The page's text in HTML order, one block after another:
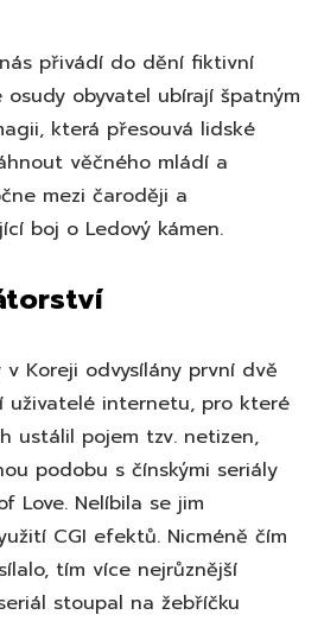
přivádí do dění fiktivní
osudy obyvatel ubírají špatným
která přesouvá lidské
věčného mládí a
mezi čaroději a
boj o Ledový kámen.
Koreji odvysílány první dvě
uživatelé internetu, pro které
ustálil pojem tzv. netizen,
podobu s čínskými seriály
Love. Nelíbila se jim
CGI efektů. Nicméně čím
tím více nejrůznější
stoupal na žebříčku